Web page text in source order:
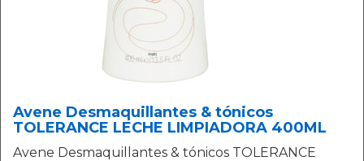
Avene Desmaquillantes & tónicos
TOLERANCE LECHE LIMPIADORA 400ML
Avene Desmaquillantes & tónicos TOLERANCE